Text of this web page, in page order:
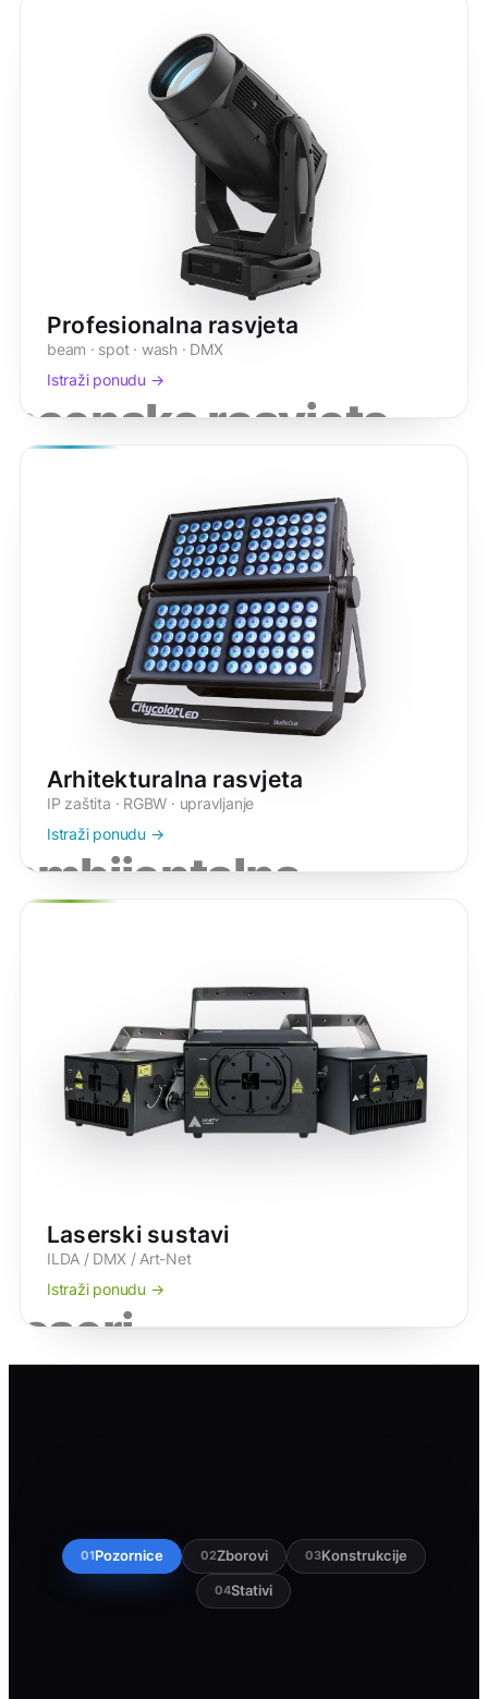
scenska rasvjeta
Profesionalna rasvjeta
beam · spot · wash · DMX
Istraži ponudu →
ambijentalna
Arhitekturalna rasvjeta
IP zaštita · RGBW · upravljanje
Istraži ponudu →
laseri
Laserski sustavi
ILDA / DMX / Art-Net
Istraži ponudu →
01Pozornice 02Zborovi 03Konstrukcije
04Stativi